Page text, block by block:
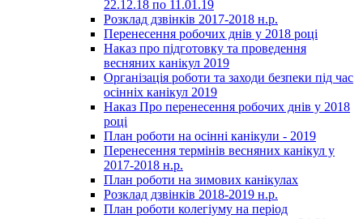
22.12.18 по 11.01.19
Розклад дзвінків 2017-2018 н.р.
Перенесення робочих днів у 2018 році
Наказ про підготовку та проведення
весняних канікул 2019
Організація роботи та заходи безпеки під час
осінніх канікул 2019
Наказ Про перенесення робочих днів у 2018
році
План роботи на осінні канікули - 2019
Перенесення термінів весняних канікул у
2017-2018 н.р.
План роботи на зимових канікулах
Розклад дзвінків 2018-2019 н.р.
План роботи колегіуму на період